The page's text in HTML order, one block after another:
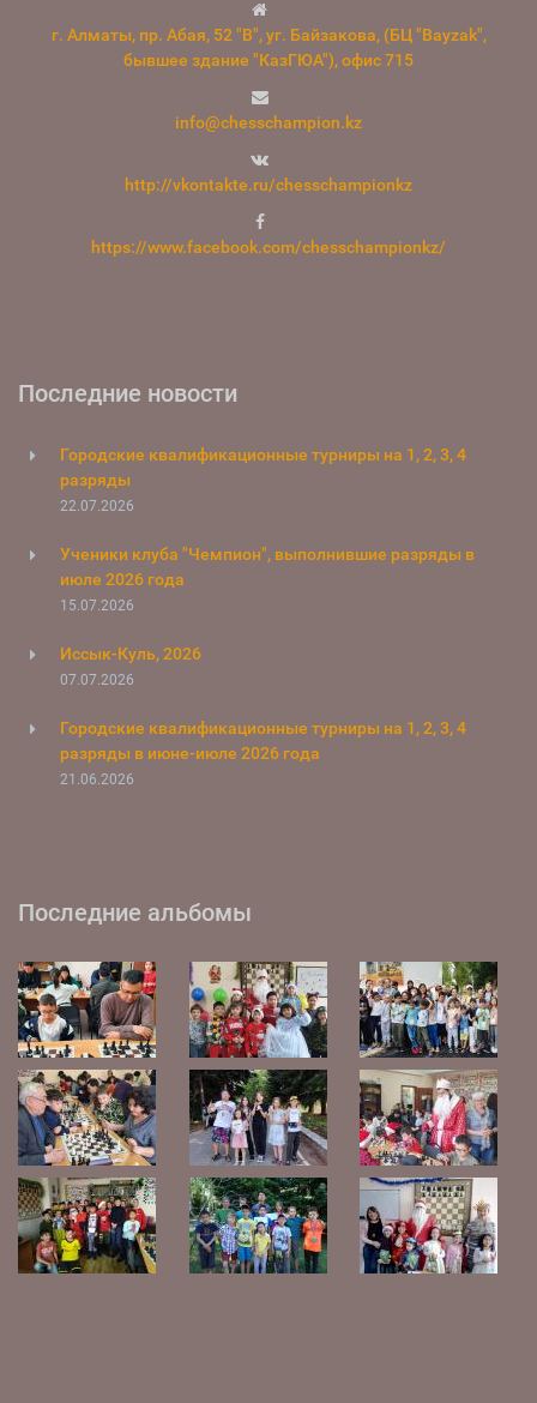
г. Алматы, пр. Абая, 52 "В", уг. Байзакова, (БЦ "Bayzak",
бывшее здание "КазГЮА"), офис 715
info@chesschampion.kz
http://vkontakte.ru/chesschampionkz
https://www.facebook.com/chesschampionkz/
Последние новости
Городские квалификационные турниры на 1, 2, 3, 4
разряды
22.07.2026
Ученики клуба "Чемпион", выполнившие разряды в
июле 2026 года
15.07.2026
Иссык-Куль, 2026
07.07.2026
Городские квалификационные турниры на 1, 2, 3, 4
разряды в июне-июле 2026 года
21.06.2026
Последние альбомы